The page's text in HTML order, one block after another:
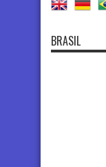
BRASIL